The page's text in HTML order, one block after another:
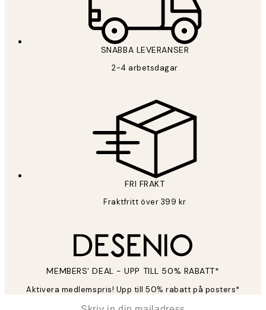
SNABBA LEVERANSER
2-4 arbetsdagar
FRI FRAKT
Fraktfritt över 399 kr
MEMBERS' DEAL - UPP TILL 50% RABATT*
Aktivera medlemspris! Upp till 50% rabatt på posters*